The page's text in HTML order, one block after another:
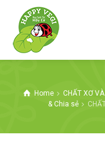
Home CHẤT XƠ
& Chia sẻ